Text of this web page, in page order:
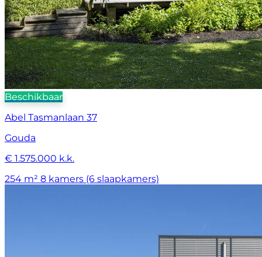
Beschikbaar
Abel Tasmanlaan 37
Gouda
€ 1.575.000 k.k.
254 m² 8 kamers (6 slaapkamers)